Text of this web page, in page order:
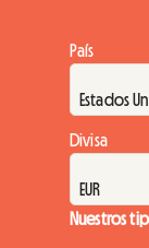
País
Divisa
Nuestros